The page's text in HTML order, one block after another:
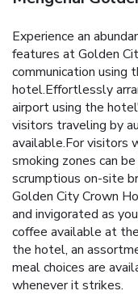
Experience an
features at Golden
communication using
hotel.Effortlessly
airport using the
visitors traveling by
available.For visitors
smoking zones can
scrumptious on-site
Golden City Crown
and invigorated as
coffee available at
the hotel, an
meal choices are
whenever it strikes.